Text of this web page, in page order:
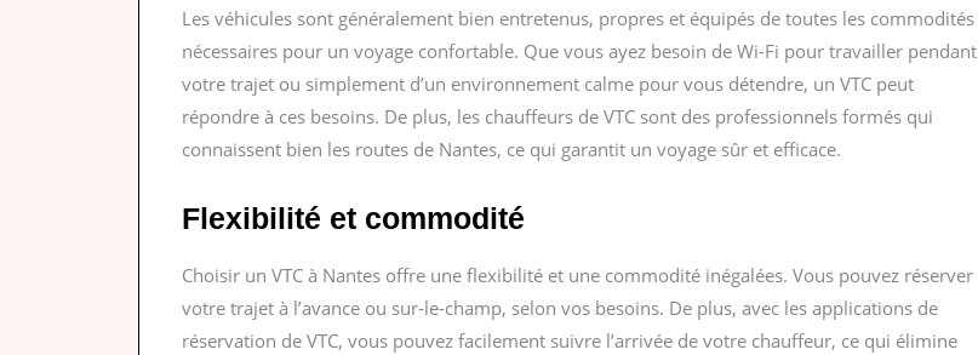
Les véhicules sont généralement bien entretenus, propres et équipés de toutes les commodités
nécessaires pour un voyage confortable. Que vous ayez besoin de Wi-Fi pour travailler pendant
votre trajet ou simplement d’un environnement calme pour vous détendre, un VTC peut
répondre à ces besoins. De plus, les chauffeurs de VTC sont des professionnels formés qui
connaissent bien les routes de Nantes, ce qui garantit un voyage sûr et efficace.
Flexibilité et commodité
Choisir un VTC à Nantes offre une flexibilité et une commodité inégalées. Vous pouvez réserver
votre trajet à l’avance ou sur-le-champ, selon vos besoins. De plus, avec les applications de
réservation de VTC, vous pouvez facilement suivre l’arrivée de votre chauffeur, ce qui élimine